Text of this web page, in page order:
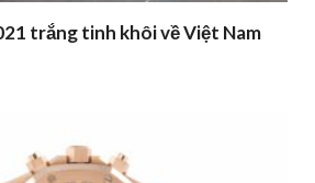
trắng tinh khôi về Việt Nam